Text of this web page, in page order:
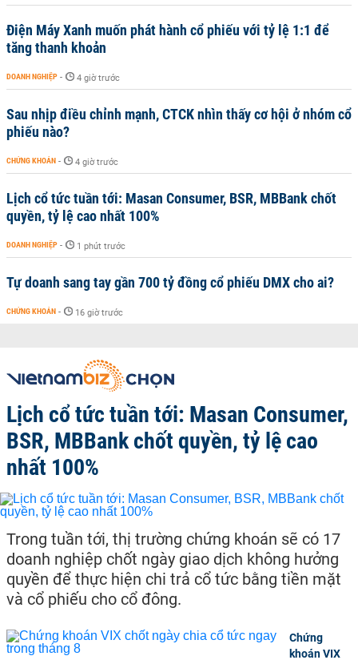
Điện Máy Xanh muốn phát hành cổ phiếu với tỷ lệ 1:1 để
tăng thanh khoản
DOANH NGHIỆP - 4 giờ trước
Sau nhịp điều chỉnh mạnh, CTCK nhìn thấy cơ hội ở nhóm cổ
phiếu nào?
CHỨNG KHOÁN - 4 giờ trước
Lịch cổ tức tuần tới: Masan Consumer, BSR, MBBank chốt
quyền, tỷ lệ cao nhất 100%
DOANH NGHIỆP - 1 phút trước
Tự doanh sang tay gần 700 tỷ đồng cổ phiếu DMX cho ai?
CHỨNG KHOÁN - 16 giờ trước
Lịch cổ tức tuần tới: Masan Consumer,
BSR, MBBank chốt quyền, tỷ lệ cao
nhất 100%
Trong tuần tới, thị trường chứng khoán sẽ có 17
doanh nghiệp chốt ngày giao dịch không hưởng
quyền để thực hiện chi trả cổ tức bằng tiền mặt
và cổ phiếu cho cổ đông.
Chứng
khoán VIX